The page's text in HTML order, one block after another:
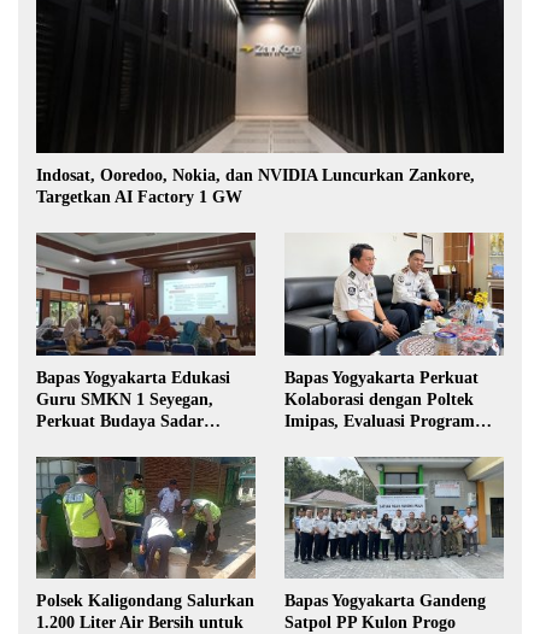
Indosat, Ooredoo, Nokia, dan NVIDIA Luncurkan Zankore,
Targetkan AI Factory 1 GW
Bapas Yogyakarta Edukasi
Guru SMKN 1 Seyegan,
Perkuat Budaya Sadar
Bapas Yogyakarta Perkuat
Kolaborasi dengan Poltek
Imipas, Evaluasi Program
Polsek Kaligondang Salurkan
1.200 Liter Air Bersih untuk
Bapas Yogyakarta Gandeng
Satpol PP Kulon Progo